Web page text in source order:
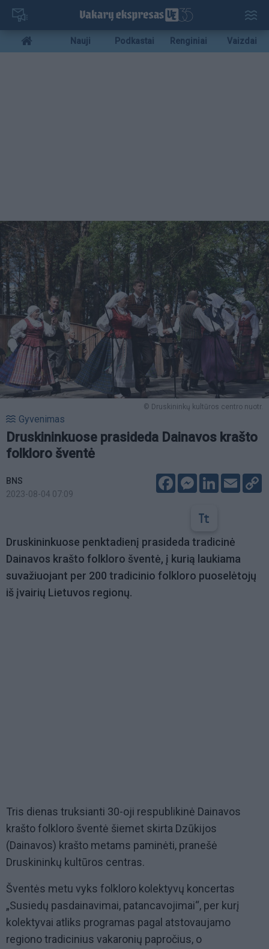
Pereiti
pagrindinį
turinį
Mobile
menu
Nauji Podkastai Renginiai Vaizdai
© Druskininkų kultūros centro nuotr.
Gyvenimas
Druskininkuose prasideda Dainavos krašto
folkloro šventė
BNS
2023-08-04 07:09
FacebookMessenger
LinkedIn
Email
Druskininkuose penktadienį prasideda tradicinė
Dainavos krašto folkloro šventė, į kurią laukiama
suvažiuojant per 200 tradicinio folkloro puoselėtojų
iš įvairių Lietuvos regionų.
Tris dienas truksianti 30-oji respublikinė Dainavos
krašto folkloro šventė šiemet skirta Dzūkijos
(Dainavos) krašto metams paminėti, pranešė
Druskininkų kultūros centras.
Šventės metu vyks folkloro kolektyvų koncertas
„Susiedų pasdainavimai, patancavojimai“, per kurį
kolektyvai atliks programas pagal atstovaujamo
regiono tradicinius vakaronių papročius, o